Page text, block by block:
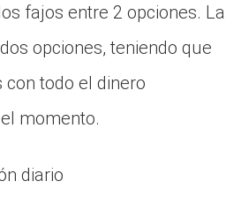
fajos entre 2 opciones. La
opciones, teniendo que
todo el dinero
momento.
diario